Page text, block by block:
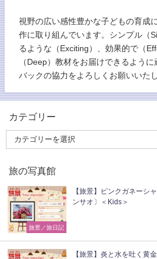
視野の広い感性豊かな子どもの育成
作に取り組んでいます。シンプル（
るような（Exciting）、効果的で（
（Deep）教材をお届けできるよう
バックの協力をよろしくお願いいた
カテゴリー
旅の写真館
旅景／旅日記
【旅景】ピンクガネーシ
ンサオ〕＜Kids＞
【旅景】炎と水を吐く黄